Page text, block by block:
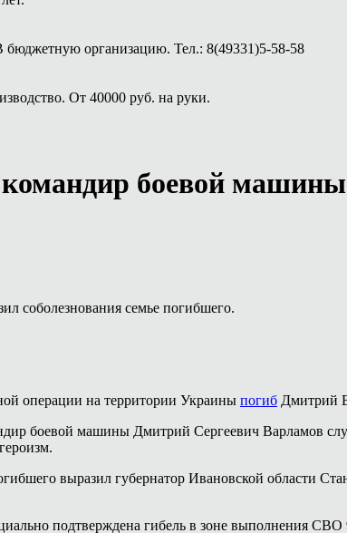
организацию. Тел.: 8(49331)5-58-58
От 40000 руб. на руки.
боевой машины
соболезнования семье погибшего.
операции на территории Украины погиб Дмитрий
боевой машины Дмитрий Сергеевич Варламов
выразил губернатор Ивановской области
подтверждена гибель в зоне выполнения СВО